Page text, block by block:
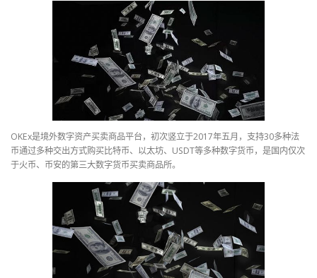
OKEx是境外数字资产买卖商品平台，初次竖立于2017年五月，支持30多种法
币通过多种交出方式购买比特币、以太坊、USDT等多种数字货币，是国内仅次
于火币、币安的第三大数字货币买卖商品所。